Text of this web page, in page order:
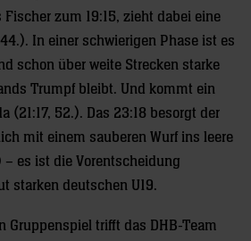
zum 19:15, zieht dabei eine
In einer schwierigen Phase ist es
schon über weite Strecken starke
Trumpf bleibt. Und kommt ein
(21:17, 52.). Das 23:18 besorgt der
mit einem sauberen Wurf ins leere
– es ist die Vorentscheidung
starken deutschen U19.
Gruppenspiel trifft das DHB-Team